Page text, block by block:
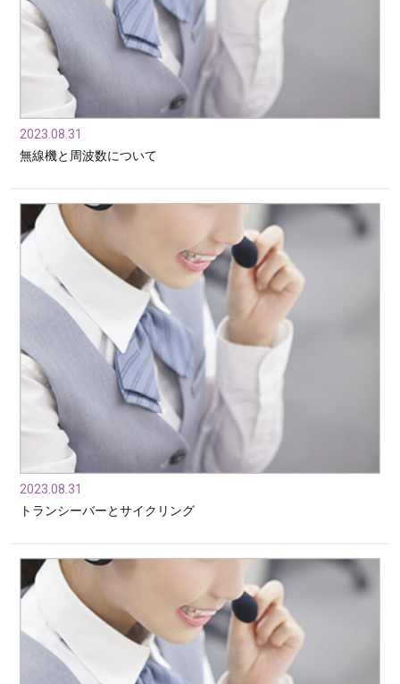
2023.08.31
無線機と周波数について
2023.08.31
トランシーバーとサイクリング